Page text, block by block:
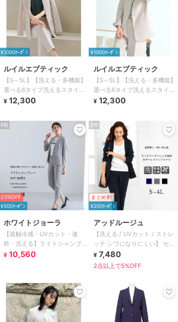
¥1000ｸｰﾎﾟﾝ
ルイルエブティック
【S～5L】【洗える・多機能】
選べる6タイプ洗えるスタイリ
ッシュビジネススーツパンツセ
¥ 12,300
¥1000ｸｰﾎﾟﾝ
ルイルエブティック
【S～5L】【洗える・多機能】
選べる6タイプ洗えるスタイリ
ッシュビジネススーツパンツセ
¥ 12,300
PR
20%OFF
¥500ｸｰﾎﾟﾝ
ホワイトジョーラ
【接触冷感・UVカット・速
乾・洗える】ライトシャンブレ
ー・セットスーツ［ジャケット
¥ 10,560
PR
まとめ割
¥200ｸｰﾎﾟﾝ
アッドルージュ
【洗える / UVカット / ストレ
ッチ シワになりにくい】 セッ
トアップ S～4L
¥ 7,480
2点以上で5%OFF